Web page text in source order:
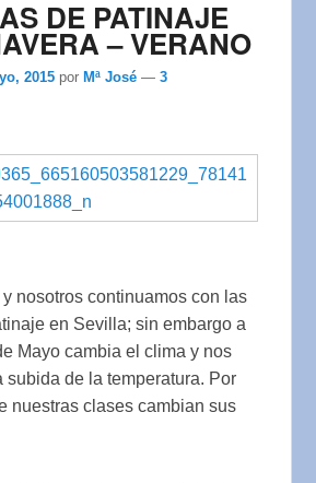
DE PATINAJE
– VERANO
2015 por Mª José —3
nosotros continuamos con las
en Sevilla; sin embargo a
Mayo cambia el clima y nos
subida de la temperatura. Por
nuestras clases cambian sus